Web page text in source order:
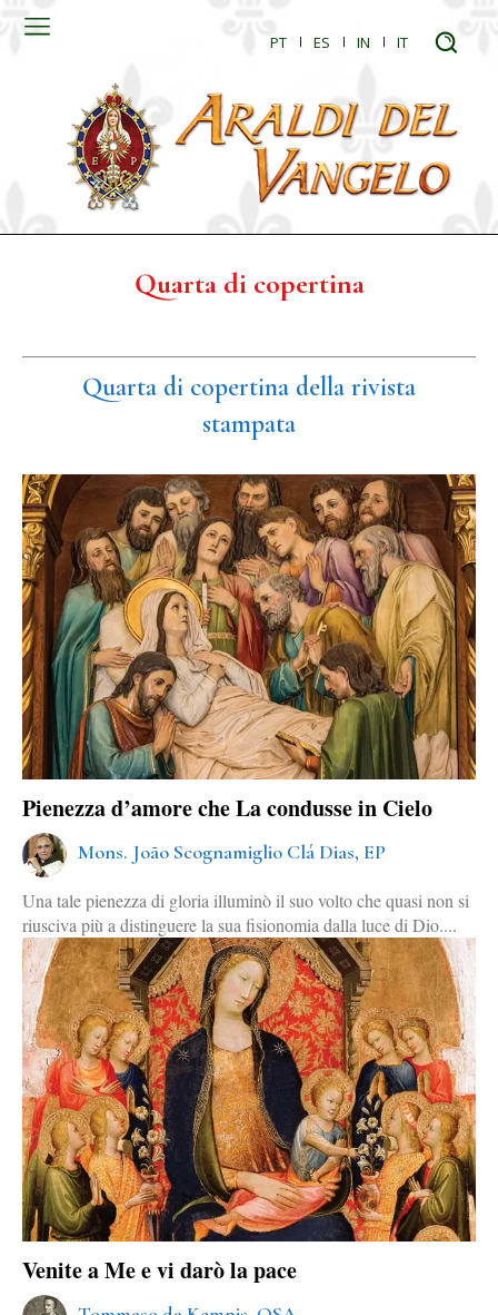
PT ES IN IT
Quarta di copertina
Quarta di copertina della rivista
stampata
Pienezza d’amore che La condusse in Cielo
Mons. João Scognamiglio Clá Dias, EP
Una tale pienezza di gloria illuminò il suo volto che quasi non si
riusciva più a distinguere la sua fisionomia dalla luce di Dio....
Venite a Me e vi darò la pace